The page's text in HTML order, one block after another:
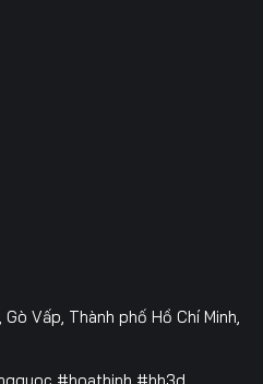
Vấp, Thành phố Hồ Chí Minh,
#hoathinh #hh3d